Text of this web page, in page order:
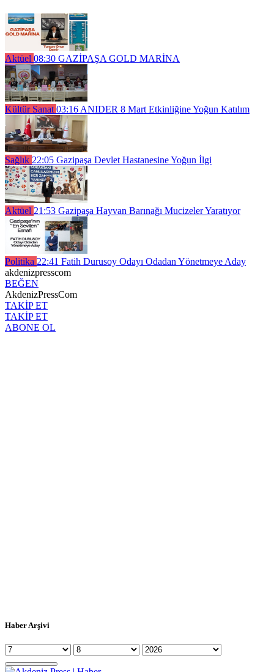
Aktüel 08:30 GAZİPAŞA GOLD MARİNA
Kültür Sanat 03:16 ANIDER 8 Mart Etkinliğine Yoğun Katılım
Sağlık 22:05 Gazipaşa Devlet Hastanesine Yoğun İlgi
Aktüel 21:53 Gazipaşa Hayvan Barınağı Mucizeler Yaratıyor
Politika 22:41 Fatih Durusoy Odayı Odadan Yönetmeye Aday
akdenizpresscom
BEĞEN
AkdenizPressCom
TAKİP ET
TAKİP ET
ABONE OL
Haber Arşivi